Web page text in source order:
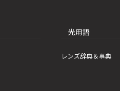
光用語
レンズ辞典＆事典